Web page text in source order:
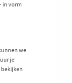
in vorm
we
je
bekijken